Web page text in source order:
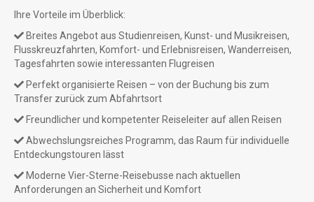
Ihre Vorteile im Überblick:
Breites Angebot aus Studienreisen, Kunst- und Musikreisen,
Flusskreuzfahrten, Komfort- und Erlebnisreisen, Wanderreisen,
Tagesfahrten sowie interessanten Flugreisen
Perfekt organisierte Reisen – von der Buchung bis zum
Transfer zurück zum Abfahrtsort
Freundlicher und kompetenter Reiseleiter auf allen Reisen
Abwechslungsreiches Programm, das Raum für individuelle
Entdeckungstouren lässt
Moderne Vier-Sterne-Reisebusse nach aktuellen
Anforderungen an Sicherheit und Komfort